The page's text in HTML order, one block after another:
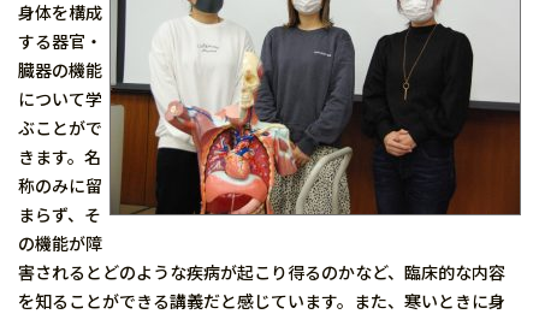
身体を構成
する器官・
臓器の機能
について学
ぶことがで
きます。名
称のみに留
まらず、そ
の機能が障
害されるとどのような疾病が起こり得るのかなど、臨床的な内容
を知ることができる講義だと感じています。また、寒いときに身